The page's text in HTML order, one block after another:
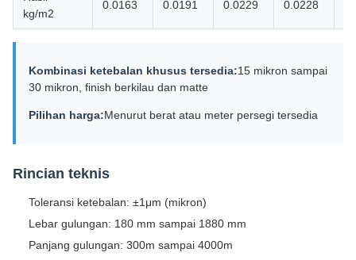
kg/m2
0.0163 0.0191 0.0229 0.0228
Kombinasi ketebalan khusus tersedia:15 mikron sampai
30 mikron, finish berkilau dan matte
Pilihan harga:Menurut berat atau meter persegi tersedia
Rincian teknis
Toleransi ketebalan: ±1μm (mikron)
Lebar gulungan: 180 mm sampai 1880 mm
Panjang gulungan: 300m sampai 4000m